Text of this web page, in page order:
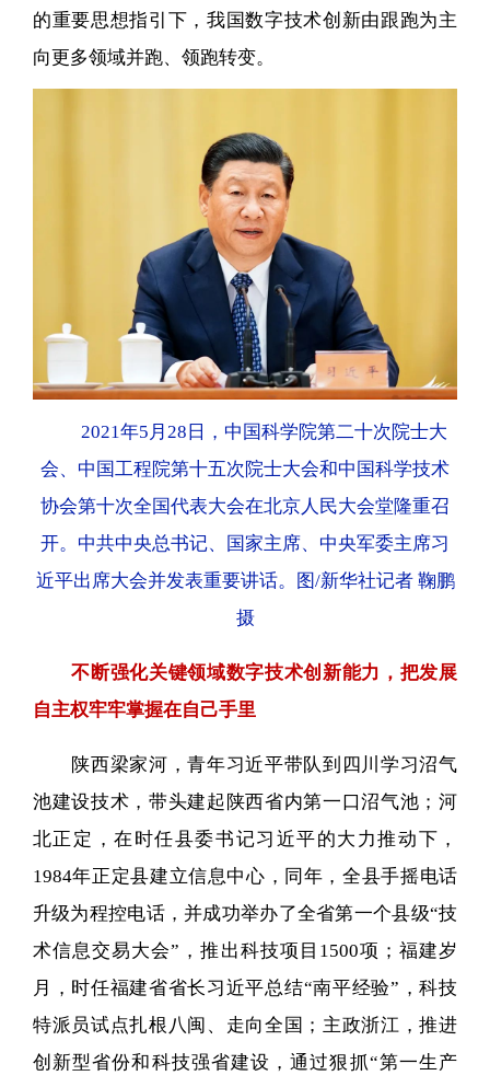
的重要思想指引下，我国数字技术创新由跟跑为主
向更多领域并跑、领跑转变。
2021年5月28日，中国科学院第二十次院士大
会、中国工程院第十五次院士大会和中国科学技术
协会第十次全国代表大会在北京人民大会堂隆重召
开。中共中央总书记、国家主席、中央军委主席习
近平出席大会并发表重要讲话。图/新华社记者 鞠鹏
摄
不断强化关键领域数字技术创新能力，把发展
自主权牢牢掌握在自己手里
陕西梁家河，青年习近平带队到四川学习沼气
池建设技术，带头建起陕西省内第一口沼气池；河
北正定，在时任县委书记习近平的大力推动下，
1984年正定县建立信息中心，同年，全县手摇电话
升级为程控电话，并成功举办了全省第一个县级“技
术信息交易大会”，推出科技项目1500项；福建岁
月，时任福建省省长习近平总结“南平经验”，科技
特派员试点扎根八闽、走向全国；主政浙江，推进
创新型省份和科技强省建设，通过狠抓“第一生产